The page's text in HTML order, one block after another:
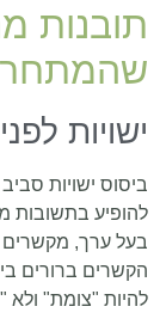
תובנות
ישויות
ביסוס ישויות
להופיע בתשובות
הקשרים ברורים
להיות "צומת" ולא